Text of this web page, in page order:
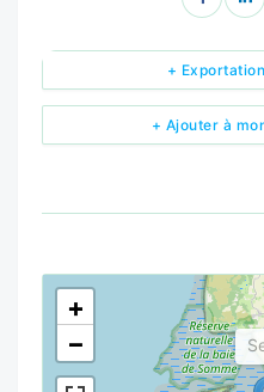
+ Ajouter à
+
<!---->
+
−